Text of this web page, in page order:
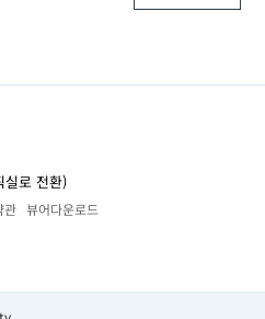
실로 전환)
관 뷰어다운로드